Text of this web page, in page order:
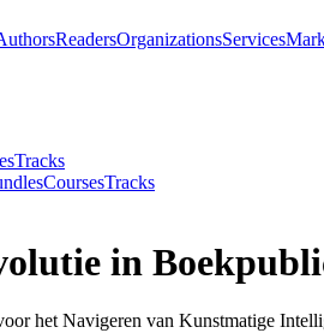
ReadersOrganizationsServices
Tracks
CoursesTracks
in
het Navigeren van Kunstmatige